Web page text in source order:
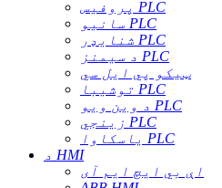
پروفیس PLC
سانیو PLC
شنایډر PLC
د سیمنز PLC
ټیکو پي ایل سي
توشیبا PLC
د وین ویو PLC
زینجي PLC
یاسکاوا PLC
د HMI
اې بي ایچ ایم آی